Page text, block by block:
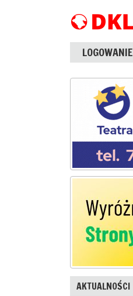
LOGOWANIE
AKTUALNOŚCI